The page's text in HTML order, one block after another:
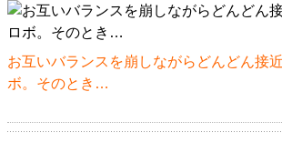
お互いバランスを崩しながらどんどん接
ボ。そのとき…